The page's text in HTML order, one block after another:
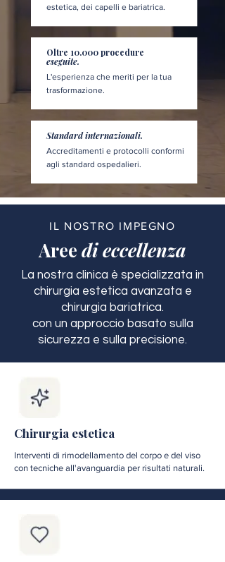
estetica, dei capelli e bariatrica.
Oltre 10.000 procedure
eseguite.
L'esperienza che meriti per la tua
trasformazione.
Standard internazionali.
Accreditamenti e protocolli conformi
agli standard ospedalieri.
IL NOSTRO IMPEGNO
Aree di eccellenza
La nostra clinica è specializzata in
chirurgia estetica avanzata e
chirurgia bariatrica.
con un approccio basato sulla
sicurezza e sulla precisione.
Chirurgia estetica
Interventi di rimodellamento del corpo e del viso
con tecniche all'avanguardia per risultati naturali.